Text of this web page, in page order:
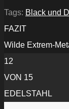
Neglect'
2019)“
YouTube
anzeigen
Tags: Black und
FAZIT
Wilde Extrem-
12
VON 15
EDELSTAHL